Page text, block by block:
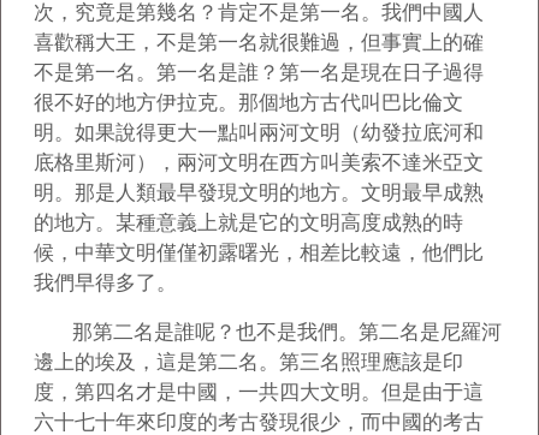
次，究竟是第幾名？肯定不是第一名。我們中國人
喜歡稱大王，不是第一名就很難過，但事實上的確
不是第一名。第一名是誰？第一名是現在日子過得
很不好的地方伊拉克。那個地方古代叫巴比倫文
明。如果說得更大一點叫兩河文明（幼發拉底河和
底格里斯河），兩河文明在西方叫美索不達米亞文
明。那是人類最早發現文明的地方。文明最早成熟
的地方。某種意義上就是它的文明高度成熟的時
候，中華文明僅僅初露曙光，相差比較遠，他們比
我們早得多了。
那第二名是誰呢？也不是我們。第二名是尼羅河
邊上的埃及，這是第二名。第三名照理應該是印
度，第四名才是中國，一共四大文明。但是由于這
六十七十年來印度的考古發現很少，而中國的考古